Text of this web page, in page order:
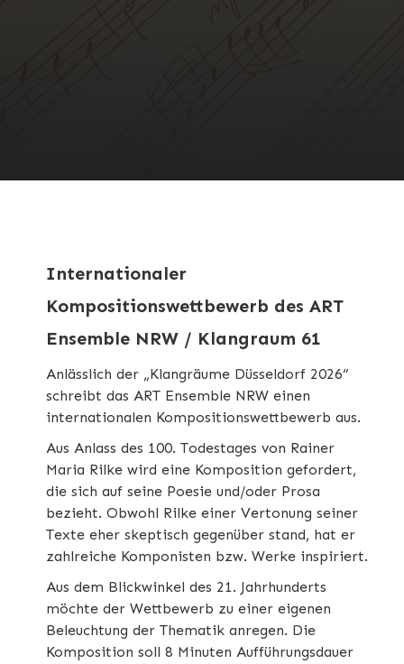
Internationaler
Kompositionswettbewerb des ART
Ensemble NRW / Klangraum 61
Anlässlich der „Klangräume Düsseldorf 2026“
schreibt das ART Ensemble NRW einen
internationalen Kompositionswettbewerb aus.
Aus Anlass des 100. Todestages von Rainer
Maria Rilke wird eine Komposition gefordert,
die sich auf seine Poesie und/oder Prosa
bezieht. Obwohl Rilke einer Vertonung seiner
Texte eher skeptisch gegenüber stand, hat er
zahlreiche Komponisten bzw. Werke inspiriert.
Aus dem Blickwinkel des 21. Jahrhunderts
möchte der Wettbewerb zu einer eigenen
Beleuchtung der Thematik anregen. Die
Komposition soll 8 Minuten Aufführungsdauer